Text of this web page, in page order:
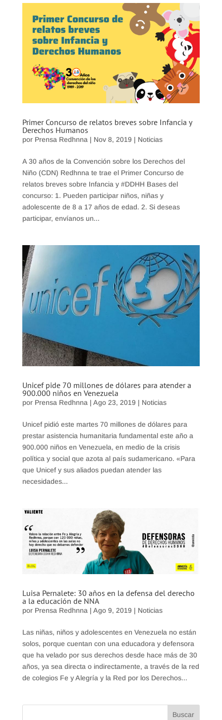
Primer Concurso de relatos breves sobre Infancia y
Derechos Humanos
por Prensa Redhnna | Nov 8, 2019 | Noticias
A 30 años de la Convención sobre los Derechos del
Niño (CDN) Redhnna te trae el Primer Concurso de
relatos breves sobre Infancia y #DDHH Bases del
concurso: 1. Pueden participar niños, niñas y
adolescente de 8 a 17 años de edad. 2. Si deseas
participar, envíanos un...
Unicef pide 70 millones de dólares para atender a
900.000 niños en Venezuela
por Prensa Redhnna | Ago 23, 2019 | Noticias
Unicef pidió este martes 70 millones de dólares para
prestar asistencia humanitaria fundamental este año a
900.000 niños en Venezuela, en medio de la crisis
política y social que azota al país sudamericano. «Para
que Unicef y sus aliados puedan atender las
necesidades...
Luisa Pernalete: 30 años en la defensa del derecho
a la educación de NNA
por Prensa Redhnna | Ago 9, 2019 | Noticias
Las niñas, niños y adolescentes en Venezuela no están
solos, porque cuentan con una educadora y defensora
que ha velado por sus derechos desde hace más de 30
años, ya sea directa o indirectamente, a través de la red
de colegios Fe y Alegría y la Red por los Derechos...